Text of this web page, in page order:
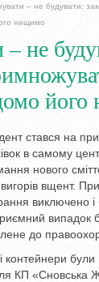
– не будувати:
нищимо
не
стався на
в самому
нового
вигорів вщент.
виключено і
випадок
до
контейнери
КП «Сновська